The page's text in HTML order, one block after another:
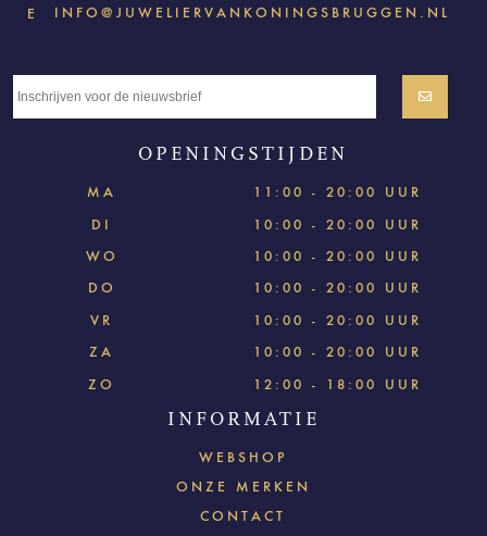
E INFO@JUWELIERVANKONINGSBRUGGEN.NL
OPENINGSTIJDEN
MA
11:00 - 20:00 UUR
DI
10:00 - 20:00 UUR
WO
10:00 - 20:00 UUR
DO
10:00 - 20:00 UUR
VR
10:00 - 20:00 UUR
ZA
10:00 - 20:00 UUR
ZO
12:00 - 18:00 UUR
INFORMATIE
WEBSHOP
ONZE MERKEN
CONTACT